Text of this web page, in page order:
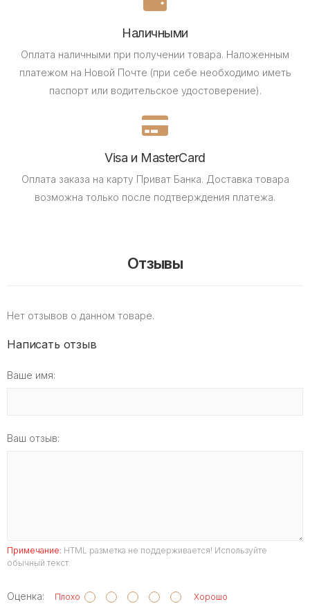
Наличными
Оплата наличными при получении товара. Наложенным
платежом на Новой Почте (при себе необходимо иметь
паспорт или водительское удостоверение).
Visa и MasterCard
Оплата заказа на карту Приват Банка. Доставка товара
возможна только после подтверждения платежа.
Отзывы
Нет отзывов о данном товаре.
Написать отзыв
Ваше имя:
Ваш отзыв:
Примечание: HTML разметка не поддерживается! Используйте
обычный текст.
Оценка: Плохо Хорошо